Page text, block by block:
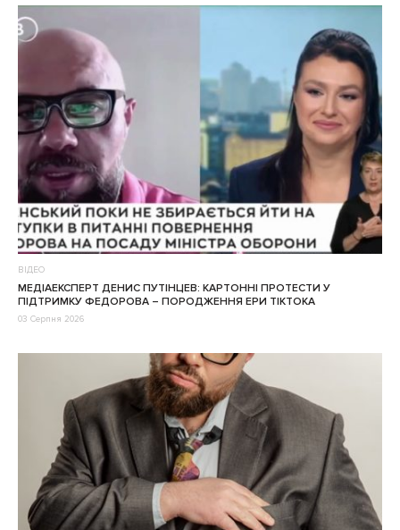
ВІДЕО
МЕДІАЕКСПЕРТ ДЕНИС ПУТІНЦЕВ: КАРТОННІ ПРОТЕСТИ У
ПІДТРИМКУ ФЕДОРОВА – ПОРОДЖЕННЯ ЕРИ ТІКТОКА
03 Серпня 2026